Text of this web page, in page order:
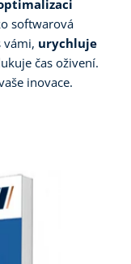
softwarová
vámi, urychluje
čas oživení.
inovace.